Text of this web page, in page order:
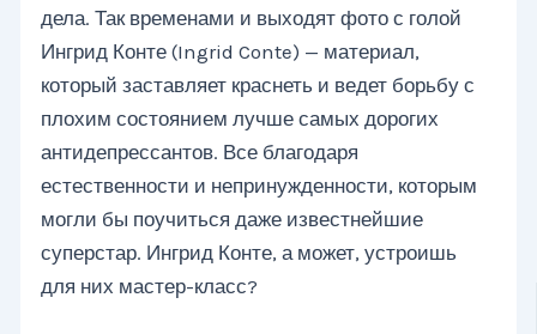
дела. Так временами и выходят фото с голой
Ингрид Конте (Ingrid Conte) — материал,
который заставляет краснеть и ведет борьбу с
плохим состоянием лучше самых дорогих
антидепрессантов. Все благодаря
естественности и непринужденности, которым
могли бы поучиться даже известнейшие
суперстар. Ингрид Конте, а может, устроишь
для них мастер-класс?